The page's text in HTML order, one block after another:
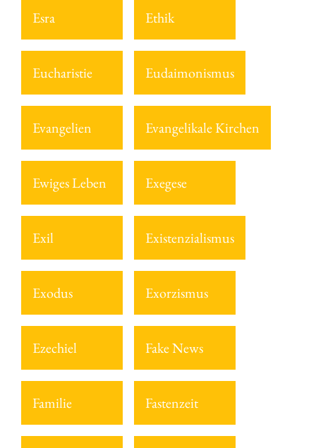
Esra Ethik
Eucharistie Eudaimonismus
Evangelien Evangelikale Kirchen
Ewiges Leben Exegese
Exil Existenzialismus
Exodus Exorzismus
Ezechiel Fake News
Familie Fastenzeit